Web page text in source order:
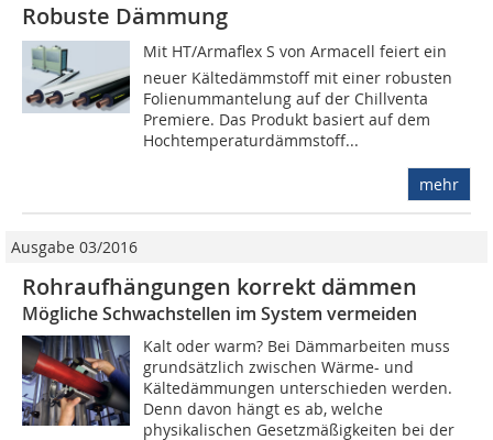
Robuste Dämmung
Mit HT/Armaflex S von Armacell feiert ein
neuer Kältedämmstoff mit einer robusten
Folienummantelung auf der Chillventa
Premiere. Das Produkt basiert auf dem
Hochtemperaturdämm­stoff...
mehr
Ausgabe 03/2016
Rohraufhängungen korrekt dämmen
Mögliche Schwachstellen im System vermeiden
Kalt oder warm? Bei Dämmarbeiten muss
grundsätzlich zwischen Wärme- und
Kältedämmungen unterschieden werden.
Denn davon hängt es ab, welche
physikalischen Gesetzmäßigkeiten bei der